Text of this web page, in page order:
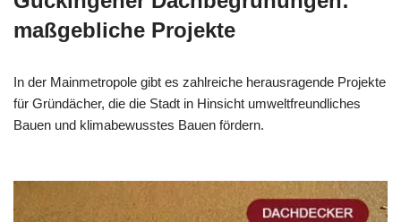
maßgebliche Projekte
In der Mainmetropole gibt es zahlreiche herausragende Projekte
für Gründächer, die die Stadt in Hinsicht umweltfreundliches
Bauen und klimabewusstes Bauen fördern.